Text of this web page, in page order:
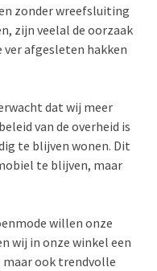
zonder wreefsluiting
zijn veelal de oorzaak
ver afgesleten hakken
dat wij meer
van de overheid is
te blijven wonen. Dit
te blijven, maar
willen onze
wij in onze winkel een
ook trendvolle